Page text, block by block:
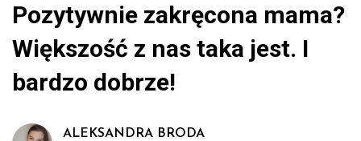
Pozytywnie zakręcona mama?
Większość z nas taka jest. I
bardzo dobrze!
ALEKSANDRA BRODA